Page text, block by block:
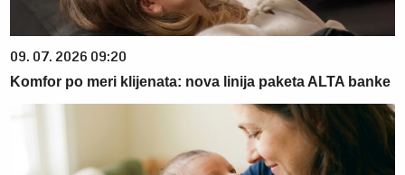
09. 07. 2026 09:20
Komfor po meri klijenata: nova linija paketa ALTA banke